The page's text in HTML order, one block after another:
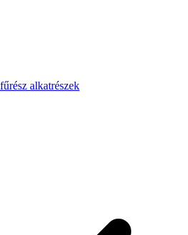
alkatrészek